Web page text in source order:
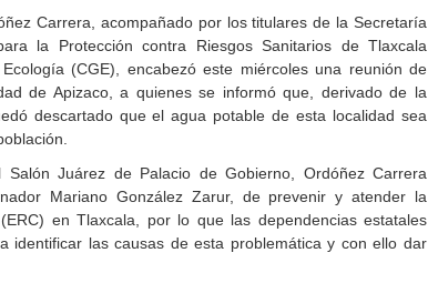
Carrera, acompañado por los titulares de la Secretaría
la Protección contra Riesgos Sanitarios de Tlaxcala
(CGE), encabezó este miércoles una reunión de
de Apizaco, a quienes se informó que, derivado de la
descartado que el agua potable de esta localidad sea
Juárez de Palacio de Gobierno, Ordóñez Carrera
Mariano González Zarur, de prevenir y atender la
en Tlaxcala, por lo que las dependencias estatales
identificar las causas de esta problemática y con ello dar